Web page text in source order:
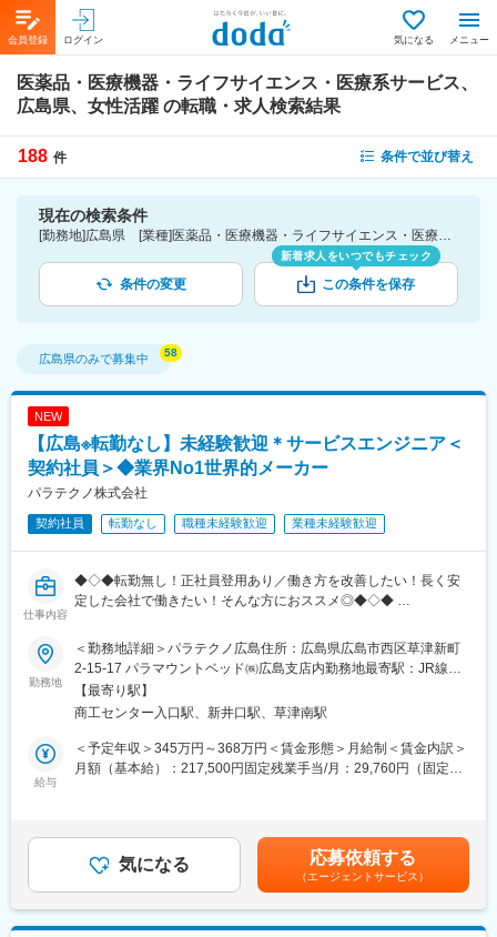
会員登録 ログイン 気になる メニュー
医薬品・医療機器・ライフサイエンス・医療系サービス、
広島県、女性活躍 の転職・求人検索結果
188 件 条件で並び替え
現在の検索条件
[勤務地]広島県 [業種]医薬品・医療機器・ライフサイエンス・医療系サービス [詳細条件](会社・職場の環境)女性活躍
条件の変更
新着求人をいつでもチェック
この条件を保存
広島県のみで募集中
NEW
【広島※転勤なし】未経験歓迎＊サービスエンジニア＜
契約社員＞◆業界No1世界的メーカー
パラテクノ株式会社
契約社員 転勤なし 職種未経験歓迎 業種未経験歓迎
仕事内容
◆◇◆転勤無し！正社員登用あり／働き方を改善したい！長く安
定した会社で働きたい！そんな方におススメ◎◆◇◆
【はじめに】
当ポジションはサービスエンジニアと言われる、機械のメンテナ
ンスを行う技術職となります。メンテナンススキルの市場価値は
上昇の一途を辿っており、同社で得られるスキルも例外ではあり
ません。完全未経験から市場価値を高める事ができる貴重な求人
となります。
す。
・パラマウントベッド株式会社製品（ベッド、車いす等）の修
勤務地
＜勤務地詳細＞パラテクノ広島住所：広島県広島市西区草津新町
2-15-17 パラマウントベッド㈱広島支店内勤務地最寄駅：JR線／
新井口駅受動喫煙対策：敷地内喫煙可能場所あり変更の範囲：会
社の定める事業所
【最寄り駅】
商工センター入口駅、新井口駅、草津南駅
給与
＜予定年収＞345万円～368万円＜賃金形態＞月給制＜賃金内訳＞
月額（基本給）：217,500円固定残業手当/月：29,760円（固定残
の残業代と、日当を含む金額となっております。■賞与：年2回
（6月・12月）※平均2.25ヶ月／年（過去実績）※正社員登用後は
平均4.55ヶ月／年の支給となります。■規定に基づき宿泊料及び日
当支給■国内出張手当（月給とは別支給）賃金はあくまでも目安の
金額であり、選考を通じて上下する可能性があります。月給(月額)
気になる 応募依頼する
（エージェントサービス）